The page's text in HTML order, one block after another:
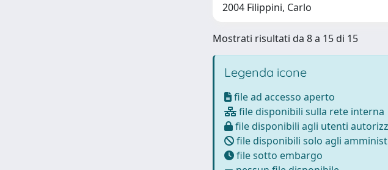
2004 Filippini, Carlo
Mostrati risultati da 8 a 15 di 15
Legenda icone
file ad accesso aperto
file disponibili sulla rete interna
file disponibili agli utenti
file disponibili solo agli
file sotto embargo